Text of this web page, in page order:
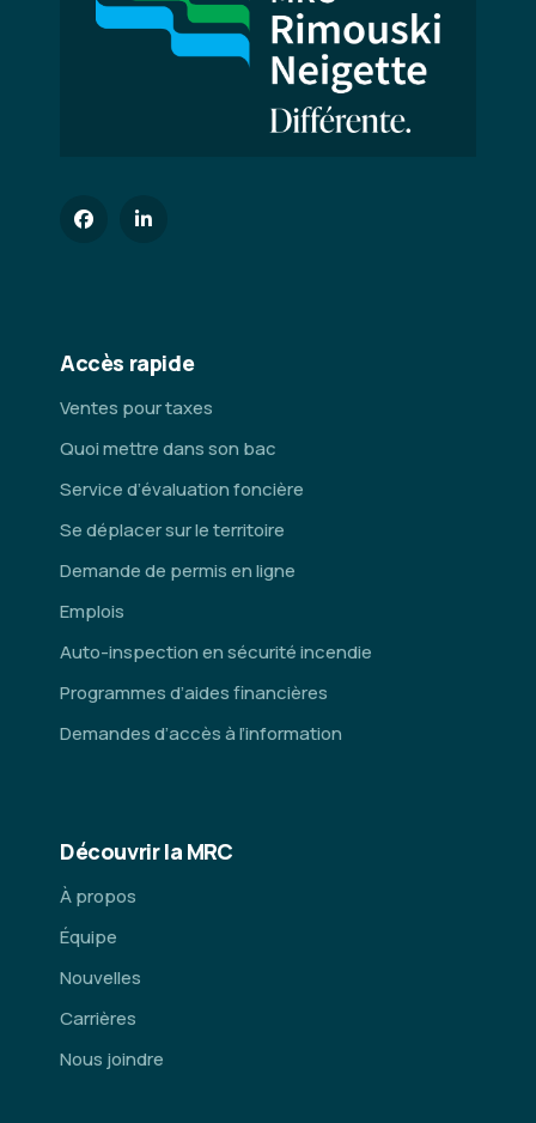
Accès rapide
Ventes pour taxes
Quoi mettre dans son bac
Service d’évaluation foncière
Se déplacer sur le territoire
Demande de permis en ligne
Emplois
Auto-inspection en sécurité incendie
Programmes d’aides financières
Demandes d’accès à l’information
Découvrir la MRC
À propos
Équipe
Nouvelles
Carrières
Nous joindre